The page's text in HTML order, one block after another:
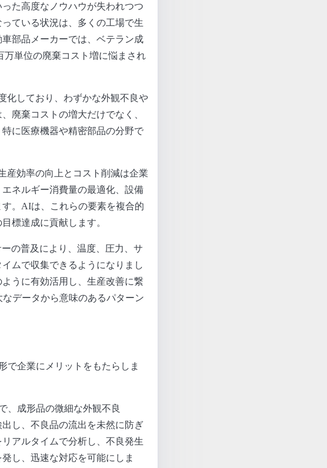
た高度なノウハウが失われつつ
ている状況は、多くの工場で生
部品メーカーでは、ベテラン成
万単位の廃棄コスト増に悩まされ
化しており、わずかな外観不良や
廃棄コストの増大だけでなく、
に医療機器や精密部品の分野で
産効率の向上とコスト削減は企業
ネルギー消費量の最適化、設備
。AIは、これらの要素を複合的
標達成に貢献します。
の普及により、温度、圧力、サ
ムで収集できるようになりまし
うに有効活用し、生産改善に繋
データから意味のあるパターン
で企業にメリットをもたらしま
、成形品の微細な外観不良
し、不良品の流出を未然に防ぎ
アルタイムで分析し、不良発生
し、迅速な対応を可能にしま